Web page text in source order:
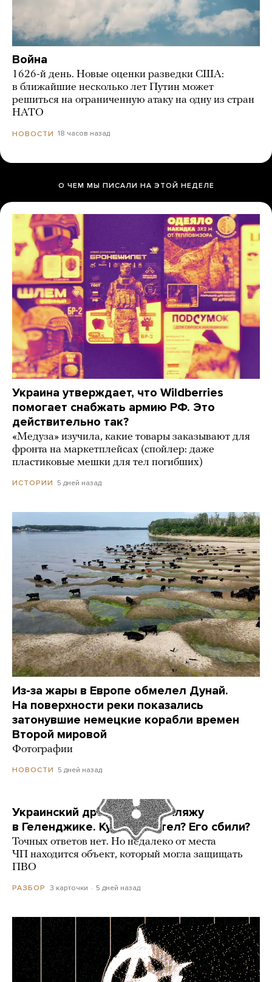
Война
1626-й день. Новые оценки разведки США:
в ближайшие несколько лет Путин может
решиться на ограниченную атаку на одну из стран
НАТО
НОВОСТИ 18 часов назад
О ЧЕМ МЫ ПИСАЛИ НА ЭТОЙ НЕДЕЛЕ
Украина утверждает, что Wildberries
помогает снабжать армию РФ. Это
действительно так?
«Медуза» изучила, какие товары заказывают для
фронта на маркетплейсах (спойлер: даже
пластиковые мешки для тел погибших)
ИСТОРИИ 5 дней назад
Из-за жары в Европе обмелел Дунай.
На поверхности реки показались
затонувшие немецкие корабли времен
Второй мировой
Фотографии
НОВОСТИ 5 дней назад
Украинский дрон попал по пляжу
в Геленджике. Куда он летел? Его сбили?
Точных ответов нет. Но недалеко от места
ЧП находится объект, который могла защищать
ПВО
РАЗБОР 3 карточки 5 дней назад